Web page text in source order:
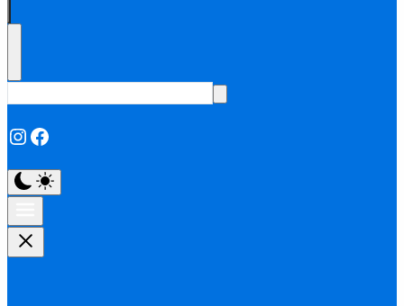
Instagram
Facebook